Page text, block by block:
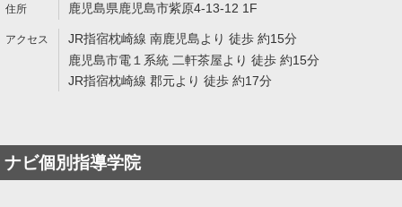
鹿児島県鹿児島市紫原4-13-12 1F
JR指宿枕崎線 南鹿児島より 徒歩 約15分
鹿児島市電１系統 二軒茶屋より 徒歩 約15分
JR指宿枕崎線 郡元より 徒歩 約17分
ナビ個別指導学院